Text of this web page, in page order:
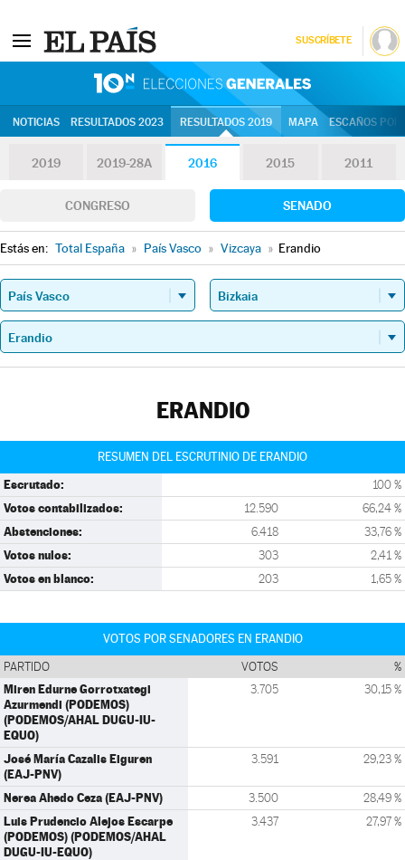
SUSCRÍBETE
NOTICIAS RESULTADOS 2023 RESULTADOS 2019 MAPA ESCAÑOS
2019 2019-28A 2016 2015 2011
CONGRESO SENADO
Estás en: Total España » País Vasco » Vizcaya » Erandio
ERANDIO
RESUMEN DEL ESCRUTINIO DE ERANDIO
Escrutado: 100 %
Votos contabilizados: 12.590 66,24 %
Abstenciones: 6.418 33,76 %
Votos nulos: 303 2,41 %
Votos en blanco: 203 1,65 %
VOTOS POR SENADORES EN ERANDIO
PARTIDO VOTOS %
Miren Edurne Gorrotxategi
Azurmendi (PODEMOS)
(PODEMOS/AHAL DUGU-IU-
EQUO)
3.705 30,15 %
José María Cazalis Eiguren
(EAJ-PNV)
3.591 29,23 %
Nerea Ahedo Ceza (EAJ-PNV) 3.500 28,49 %
Luis Prudencio Alejos Escarpe
(PODEMOS) (PODEMOS/AHAL
DUGU-IU-EQUO)
3.437 27,97 %